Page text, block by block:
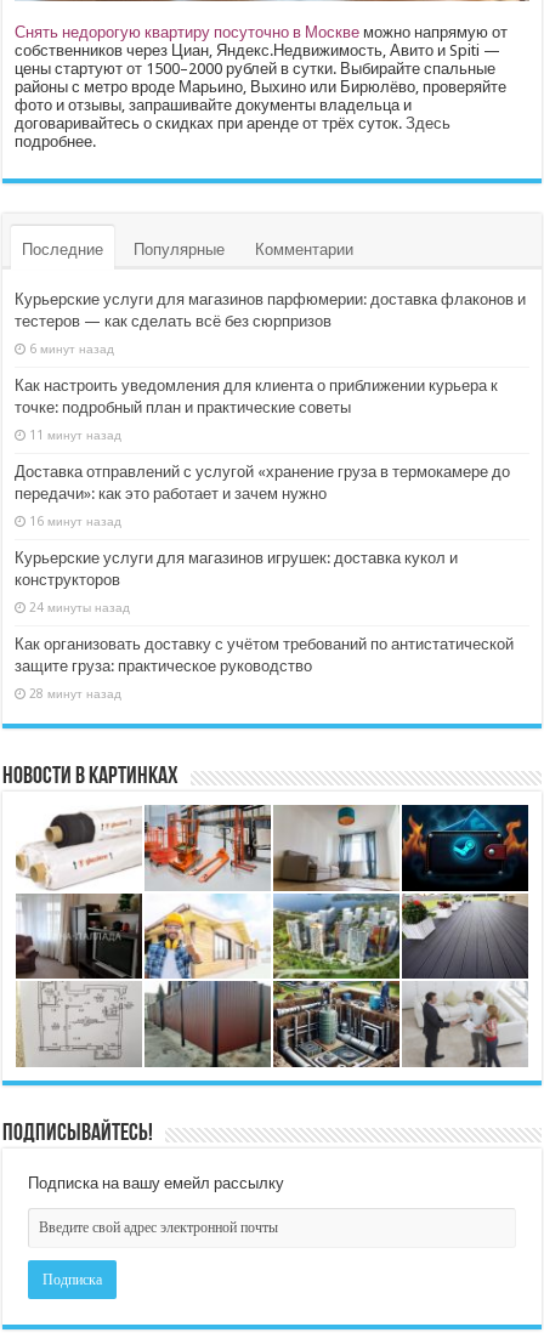
Снять недорогую квартиру посуточно в Москве можно напрямую от
собственников через Циан, Яндекс.Недвижимость, Авито и Spiti —
цены стартуют от 1500–2000 рублей в сутки. Выбирайте спальные
районы с метро вроде Марьино, Выхино или Бирюлёво, проверяйте
фото и отзывы, запрашивайте документы владельца и
договаривайтесь о скидках при аренде от трёх суток.Здесь
подробнее.
Последние Популярные Комментарии
Курьерские услуги для магазинов парфюмерии: доставка флаконов и
тестеров — как сделать всё без сюрпризов
6 минут назад
Как настроить уведомления для клиента о приближении курьера к
точке: подробный план и практические советы
11 минут назад
Доставка отправлений с услугой «хранение груза в термокамере до
передачи»: как это работает и зачем нужно
16 минут назад
Курьерские услуги для магазинов игрушек: доставка кукол и
конструкторов
24 минуты назад
Как организовать доставку с учётом требований по антистатической
защите груза: практическое руководство
28 минут назад
Новости в картинках
Подписывайтесь!
Подписка на вашу емейл рассылку